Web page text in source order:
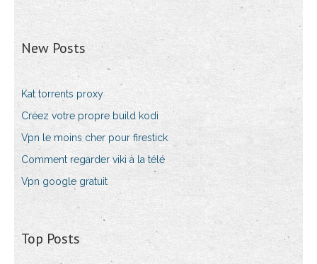
New Posts
Kat torrents proxy
Créez votre propre build kodi
Vpn le moins cher pour firestick
Comment regarder viki à la télé
Vpn google gratuit
Top Posts